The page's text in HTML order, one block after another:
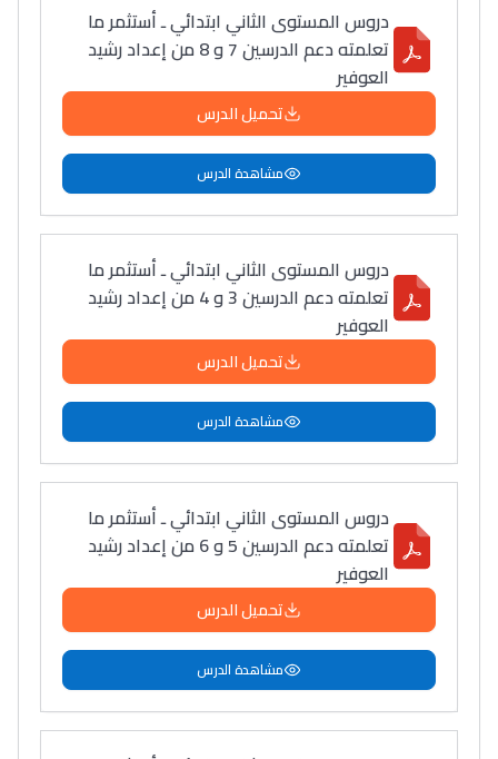
دروس المستوى الثاني ابتدائي ـ أستثمر ما
تعلمته دعم الدرسين 7 و 8 من إعداد رشيد
العوفير
تحميل الدرس
مشاهدة الدرس
دروس المستوى الثاني ابتدائي ـ أستثمر ما
تعلمته دعم الدرسين 3 و 4 من إعداد رشيد
العوفير
تحميل الدرس
مشاهدة الدرس
دروس المستوى الثاني ابتدائي ـ أستثمر ما
تعلمته دعم الدرسين 5 و 6 من إعداد رشيد
العوفير
تحميل الدرس
مشاهدة الدرس